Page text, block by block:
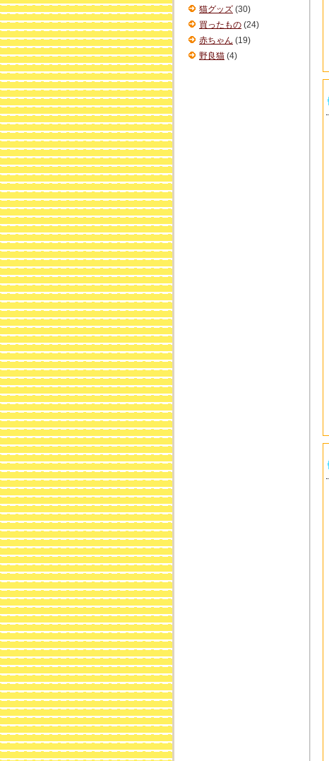
猫グッズ (30)
買ったもの (24)
赤ちゃん (19)
野良猫 (4)